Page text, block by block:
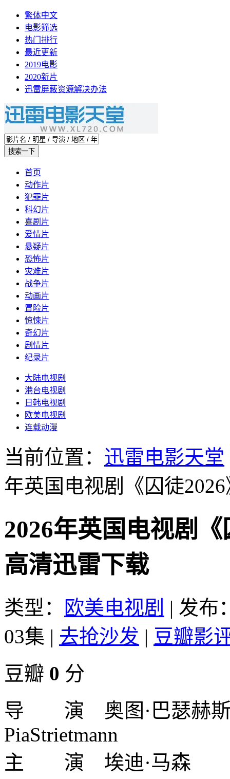
繁体中文
电影筛选
热门排行
最近更新
2019电影
2020新片
迅雷屏蔽资源解决办法
首页
动作片
犯罪片
科幻片
喜剧片
爱情片
悬疑片
恐怖片
灾难片
战争片
动画片
冒险片
惊悚片
奇幻片
剧情片
纪录片
大陆电视剧
港台电视剧
日韩电视剧
欧美电视剧
连载动漫
当前位置： 迅雷电影天堂
年英国电视剧《囚徒
2026年英国电视剧
高清迅雷下载
类型： 欧美电视剧 | 发布
03集 | 去抢沙发 | 豆瓣影
豆瓣 0 分
导 演 奥图·巴瑟赫
PiaStrietmann
主 演 埃迪·马森